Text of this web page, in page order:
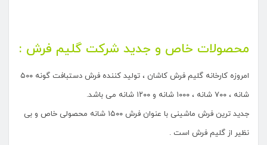
محصولات خاص و جدید شرکت گلیم فرش :
امروزه کارخانه گلیم فرش کاشان ، تولید کننده فرش دستبافت گونه ۵۰۰
شانه ، ۷۰۰ شانه ، ۱۰۰۰ شانه و ۱۲۰۰ شانه می باشد.
جدید ترین فرش ماشینی با عنوان فرش ۱۵۰۰ شانه محصولی خاص و بی
نظیر از گلیم فرش است .